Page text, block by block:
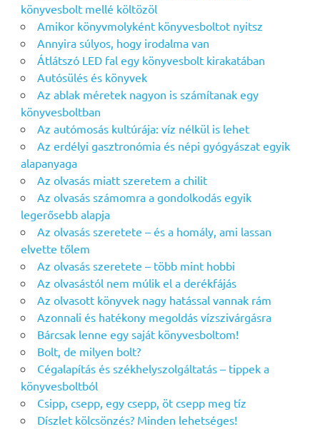
könyvesbolt mellé költözöl
Amikor könyvmolyként könyvesboltot nyitsz
Annyira súlyos, hogy irodalma van
Átlátszó LED fal egy könyvesbolt kirakatában
Autósülés és könyvek
Az ablak méretek nagyon is számítanak egy
könyvesboltban
Az autómosás kultúrája: víz nélkül is lehet
Az erdélyi gasztronómia és népi gyógyászat egyik
alapanyaga
Az olvasás miatt szeretem a chilit
Az olvasás számomra a gondolkodás egyik
legerősebb alapja
Az olvasás szeretete – és a homály, ami lassan
elvette tőlem
Az olvasás szeretete – több mint hobbi
Az olvasástól nem múlik el a derékfájás
Az olvasott könyvek nagy hatással vannak rám
Azonnali és hatékony megoldás vízszivárgásra
Bárcsak lenne egy saját könyvesboltom!
Bolt, de milyen bolt?
Cégalapítás és székhelyszolgáltatás – tippek a
könyvesboltból
Csipp, csepp, egy csepp, öt csepp meg tíz
Díszlet kölcsönzés? Minden lehetséges!